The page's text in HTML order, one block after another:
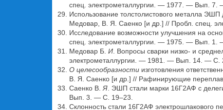
спец. электрометаллургии. — 1977. — Вып. 7.
Использование толстолистового металла ЭШП
Медовар, В. Я. Саенко [и др.] // Пробл. спец.
Исследование возможности улучшения на
спец. электрометаллургии. — 1975. — Вып. 1.
Медовар Б. И . Вопросы сварки низко- и
электрометаллургии. — 1981. — Вып. 14. — С.
О целесообразности изготовления
В. Я. Саенко [и др.] // Рафинирующие
Саенко В. Я . ЭШП стали марки 16Г2АФ с
Вып. 3. — С. 19–23.
Склонность стали 16Г2АФ электрошлакового